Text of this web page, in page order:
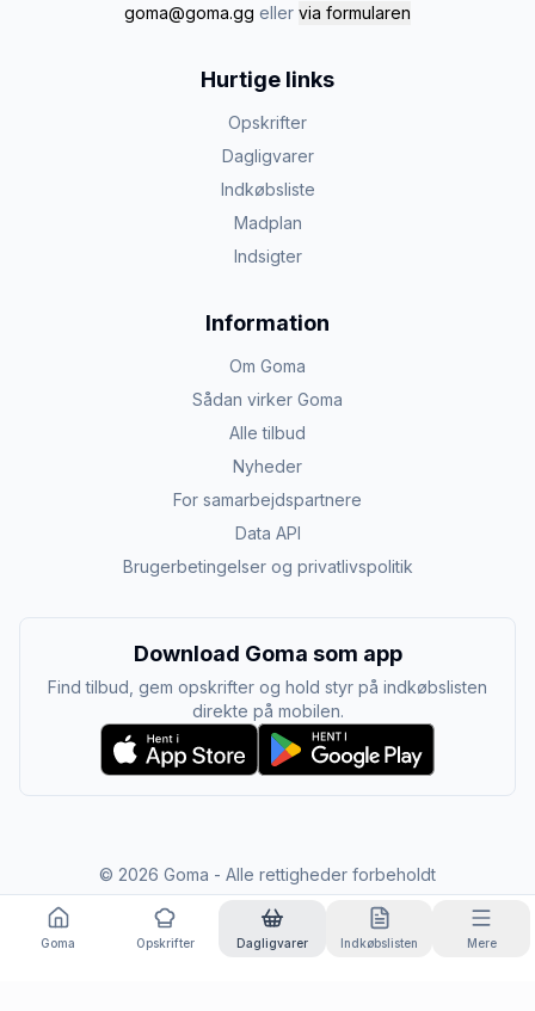
goma@goma.gg eller via formularen
Hurtige links
Opskrifter
Dagligvarer
Indkøbsliste
Madplan
Indsigter
Information
Om Goma
Sådan virker Goma
Alle tilbud
Nyheder
For samarbejdspartnere
Data API
Brugerbetingelser og privatlivspolitik
Download Goma som app
Find tilbud, gem opskrifter og hold styr på indkøbslisten
direkte på mobilen.
© 2026 Goma - Alle rettigheder forbeholdt
Goma Opskrifter Dagligvarer Indkøbslisten Mere